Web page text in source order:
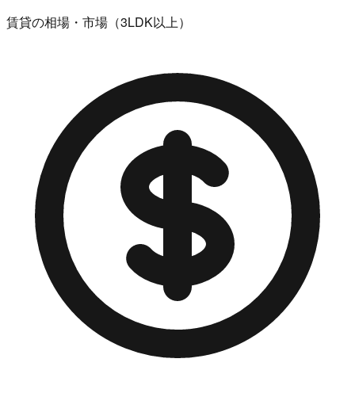
賃貸の相場・市場（3LDK以上）